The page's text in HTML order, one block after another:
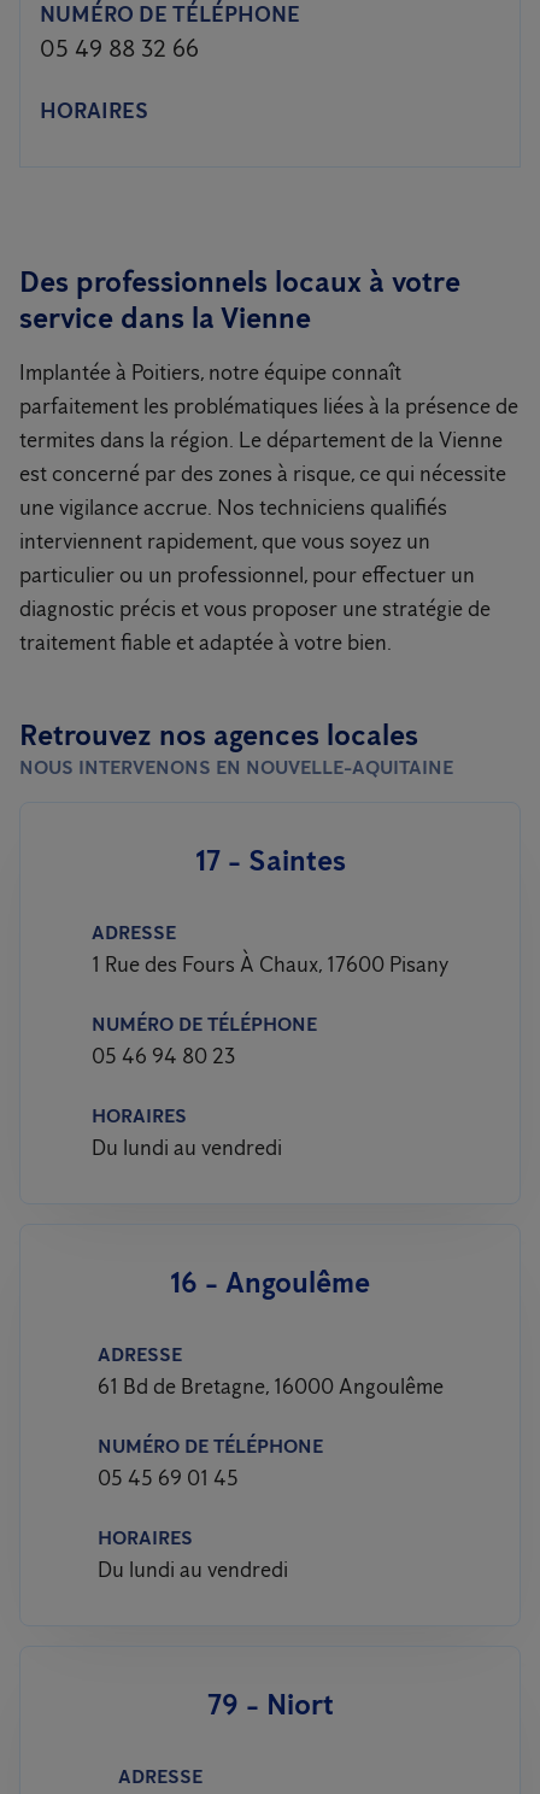
NUMÉRO DE TÉLÉPHONE
05 49 88 32 66
HORAIRES
Des professionnels locaux à votre
service dans la Vienne
Implantée à Poitiers, notre équipe connaît
parfaitement les problématiques liées à la présence de
termites dans la région. Le département de la Vienne
est concerné par des zones à risque, ce qui nécessite
une vigilance accrue. Nos techniciens qualifiés
interviennent rapidement, que vous soyez un
particulier ou un professionnel, pour effectuer un
diagnostic précis et vous proposer une stratégie de
traitement fiable et adaptée à votre bien.
Retrouvez nos agences locales
NOUS INTERVENONS EN NOUVELLE-AQUITAINE
17 - Saintes
ADRESSE
1 Rue des Fours À Chaux, 17600 Pisany
NUMÉRO DE TÉLÉPHONE
05 46 94 80 23
HORAIRES
Du lundi au vendredi
16 - Angoulême
ADRESSE
61 Bd de Bretagne, 16000 Angoulême
NUMÉRO DE TÉLÉPHONE
05 45 69 01 45
HORAIRES
Du lundi au vendredi
79 - Niort
ADRESSE